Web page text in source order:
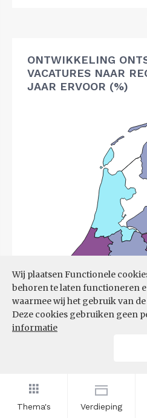
Thema's Verdieping
Wij plaatsen Functionele
behoren te laten functioneren
waarmee wij het gebruik van
Deze cookies gebruiken geen
informatie
ONTWIKKELING
VACATURES NAAR
JAAR ERVOOR (%)